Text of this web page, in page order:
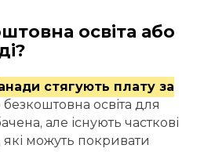
освіта або
стягують плату за
безкоштовна освіта для
але існують часткові
які можуть покривати